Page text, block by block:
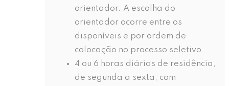
orientador. A escolha do
orientador ocorre entre os
disponíveis e por ordem de
colocação no processo seletivo.
4 ou 6 horas diárias de residência,
de segunda a sexta, com